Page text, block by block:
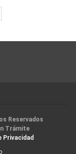
Reservados
Trámite
Privacidad